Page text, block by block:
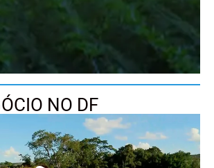
NO DF